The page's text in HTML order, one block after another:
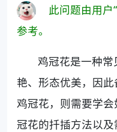
此问题由用户“
参考。
鸡冠花是一种
艳、形态优美，因
鸡冠花，则需要学
冠花的扦插方法以及